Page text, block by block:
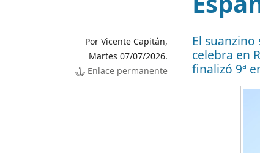
Por Vicente Capitán,
Martes 07/07/2026.
Enlace permanente
El
celebra en
finalizó 9ª